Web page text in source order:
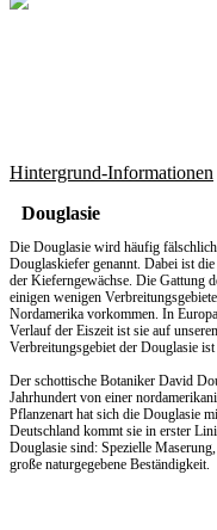
Hintergrund-Informationen
Douglasie
Die Douglasie wird häufig
Douglaskiefer genannt. Dabei ist
der Kieferngewächse. Die Gattung
einigen wenigen
Nordamerika vorkommen. In
Verlauf der Eiszeit ist sie auf
Verbreitungsgebiet der Douglasie
Der schottische Botaniker David
Jahrhundert von einer
Pflanzenart hat sich die Douglasie
Deutschland kommt sie in erster
Douglasie sind: Spezielle
große naturgegebene Beständigkeit.